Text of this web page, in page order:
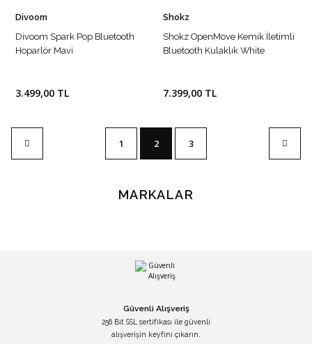
Divoom
Divoom Spark Pop Bluetooth
Hoparlör Mavi
3.499,00 TL
Shokz
Shokz OpenMove Kemik İletimli
Bluetooth Kulaklık White
7.399,00 TL
1 2 3
MARKALAR
Güvenli Alışveriş
256 Bit SSL sertifikası ile güvenli
alışverişin keyfini çıkarın.